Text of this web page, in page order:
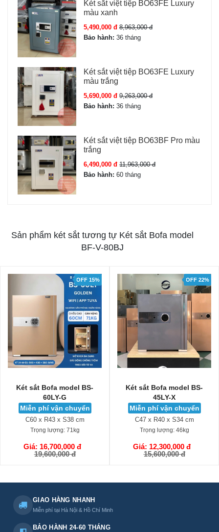
Két sắt việt tiệp BO63FE Luxury
màu xanh
5,490,000 đ 8,963,000 đ
Bảo hành: 36 tháng
Két sắt việt tiệp BO63FE Luxury
màu trắng
5,690,000 đ 9,263,000 đ
Bảo hành: 36 tháng
Két sắt việt tiệp BO63BF Pro màu
trắng
6,490,000 đ 11,963,000 đ
Bảo hành: 60 tháng
Sản phẩm két sắt tương tự Két sắt Bofa model
BF-V-80BJ
OFF 15%
Két sắt Bofa model BS-
60LY-G
Miễn phí vận chuyển
C60 x R43 x S38 cm
Trọng lượng:71kg
Giá: 16,700,000 đ
19,600,000 đ
GIỎ HÀNG
OFF 22%
Két sắt Bofa model BS-
45LY-X
Miễn phí vận chuyển
C47 x R40 x S34 cm
Trọng lượng:46kg
Giá: 12,300,000 đ
15,600,000 đ
GIỎ HÀNG
GIAO HÀNG NHANH
Miễn phí tại Hà Nội & Hồ Chí Minh
BẢO HÀNH 24-60 THÁNG